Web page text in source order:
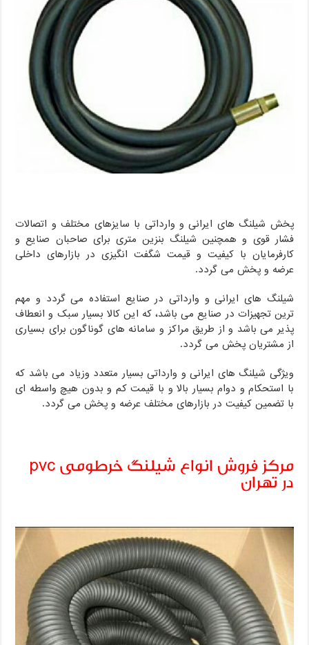
پخش شیلنگ های ایرانی و وارداتی با سایزهای مختلف و اتصالات
فشار قوی و همچنین شیلنگ بنزین متری برای صاحبان صنایع و
کارفرمایان با کیفیت و قیمت شگفت انگیزی در بازارهای داخلی
عرضه و پخش می گردد.
شیلنگ های ایرانی و وارداتی در صنایع استفاده می گردد و مهم
ترین تجهیزات در صنایع می باشد، که این کالا بسیار سبک و انعطاف
پذیر می باشد و از طریق مراکز و سامانه های گوناگون برای بسیاری
از مشتریان پخش می گردد.
ویژگی شیلنگ های ایرانی و وارداتی بسیار متعدد وزیاد می باشد که
با استحکام و دوام بسیار بالا و با قیمت کم و بدون هیچ واسطه ای
با تضمین کیفیت در بازارهای مختلف عرضه و پخش می گردد.
مرکز فروش انواع شیلنگ خرطومی pvc
در تهران